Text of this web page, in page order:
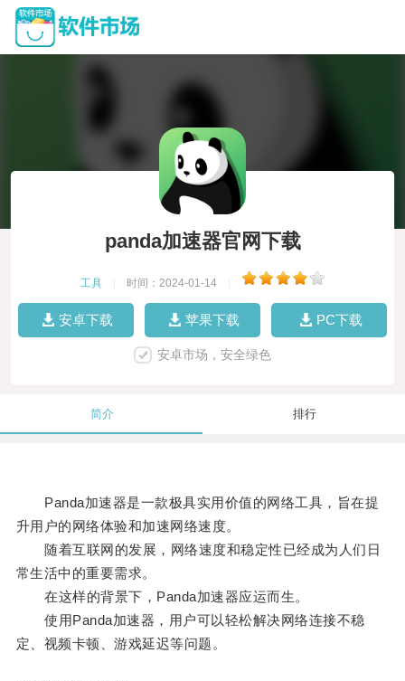
panda加速器官网下载
工具 时间：2024-01-14
安卓下载 苹果下载 PC下载
安卓市场，安全绿色
简介 排行
Panda加速器是一款极具实用价值的网络工具，旨在提
升用户的网络体验和加速网络速度。
随着互联网的发展，网络速度和稳定性已经成为人们日
常生活中的重要需求。
在这样的背景下，Panda加速器应运而生。
使用Panda加速器，用户可以轻松解决网络连接不稳
定、视频卡顿、游戏延迟等问题。